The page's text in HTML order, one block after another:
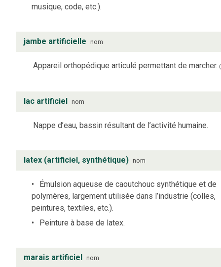
musique, code, etc.).
jambe artificielle nom
Appareil orthopédique articulé permettant de marcher. (
lac artificiel nom
Nappe d’eau, bassin résultant de l’activité humaine.
latex (artificiel, synthétique) nom
Émulsion aqueuse de caoutchouc synthétique et de
polymères, largement utilisée dans l’industrie (colles,
peintures, textiles, etc.).
Peinture à base de latex.
marais artificiel nom